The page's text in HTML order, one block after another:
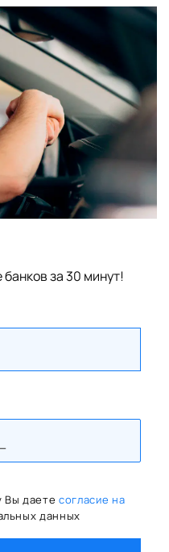
за 30 минут!
Вы даете согласие на
данных